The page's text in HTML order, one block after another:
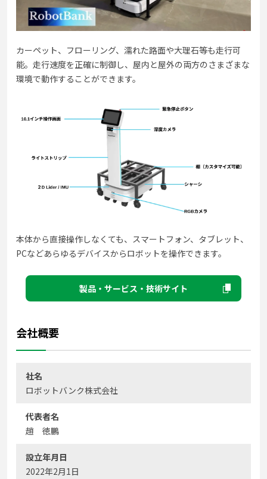
カーペット、フローリング、濡れた路面や大理石等も走行可
能。走行速度を正確に制御し、屋内と屋外の両方のさまざまな
環境で動作することができます。
本体から直接操作しなくても、スマートフォン、タブレット、
PCなどあらゆるデバイスからロボットを操作できます。
製品・サービス・技術サイト
会社概要
社名
ロボットバンク株式会社
代表者名
趙 徳鵬
設立年月日
2022年2月1日